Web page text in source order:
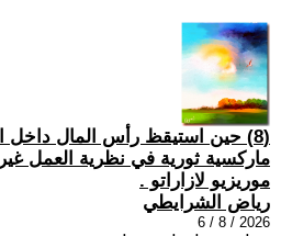
(8) حين استيقظ رأس المال داخل
ماركسية ثورية في نظرية العمل
موريزيو لازاراتو .
رياض الشرايطي
2026 / 8 / 6